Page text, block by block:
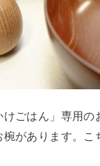
ごはん」専用の
椀があります。こ